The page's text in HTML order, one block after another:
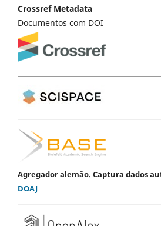
Crossref Metadata
Documentos com DOI
Agregador alemão. Captura dados
DOAJ